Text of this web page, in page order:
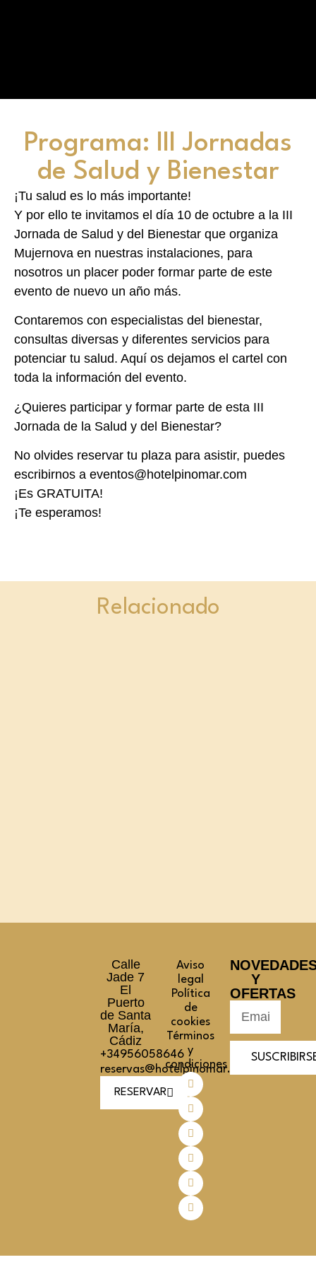
Programa: III Jornadas
de Salud y Bienestar
¡Tu salud es lo más importante!
Y por ello te invitamos el día 10 de octubre a la III
Jornada de Salud y del Bienestar que organiza
Mujernova en nuestras instalaciones, para
nosotros un placer poder formar parte de este
evento de nuevo un año más.
Contaremos con especialistas del bienestar,
consultas diversas y diferentes servicios para
potenciar tu salud. Aquí os dejamos el cartel con
toda la información del evento.
¿Quieres participar y formar parte de esta III
Jornada de la Salud y del Bienestar?
No olvides reservar tu plaza para asistir, puedes
escribirnos a eventos@hotelpinomar.com
¡Es GRATUITA!
¡Te esperamos!
Relacionado
Calle
Jade 7
El
Puerto
de Santa
María,
Cádiz
+34956058646
reservas@hotelpinomar.com
RESERVAR
Aviso
legal
Política
de
cookies
Términos
y
condiciones
Y
OFERTAS